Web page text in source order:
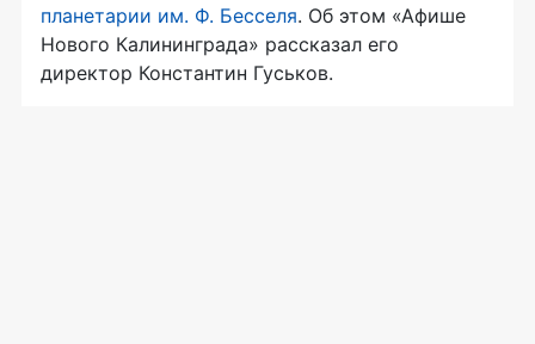
планетарии им. Ф. Бесселя. Об этом «Афише
Нового Калининграда» рассказал его
директор Константин Гуськов.